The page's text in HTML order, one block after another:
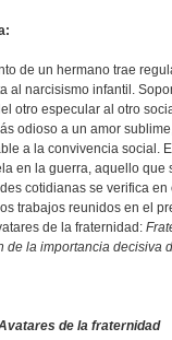
de un hermano trae
al narcisismo infantil.
otro especular al otro
odioso a un amor
a la convivencia social.
en la guerra, aquello que
cotidianas se verifica
trabajos reunidos en el
de la fraternidad:
de la importancia decisiva
de la fraternidad